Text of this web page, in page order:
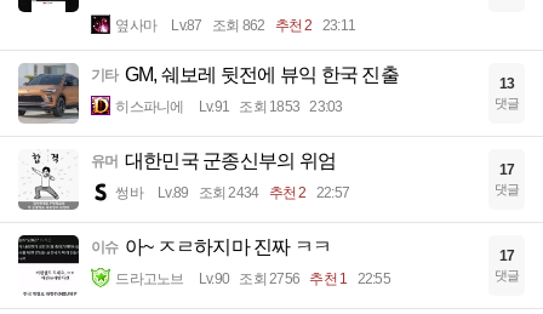
옆사마 Lv.87 조회 862 추천 2 23:11
기타 GM, 쉐보레 뒷전에 뷰익 한국 진출
히스파니에 Lv.91 조회 1853 23:03
13
댓글
유머 대한민국 군종신부의 위엄
썽바 Lv.89 조회 2434 추천 2 22:57
17
댓글
이슈 아~ ㅈㄹ하지마 진짜 ㅋㅋ
드라고노브 Lv.90 조회 2756 추천 1 22:55
17
댓글